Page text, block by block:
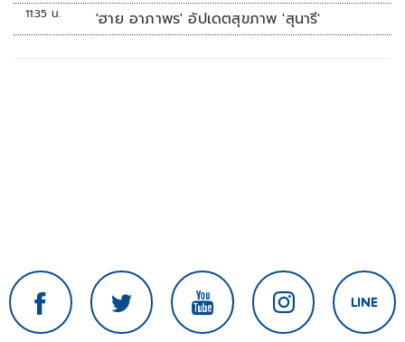
11:35 น. 'ฮาย อาภาพร' อัปเดตสุขภาพ 'สุนารี'